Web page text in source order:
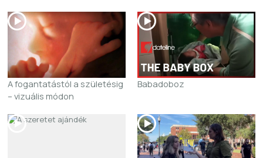
A fogantatástól a születésig
– vizuális módon
Babadoboz